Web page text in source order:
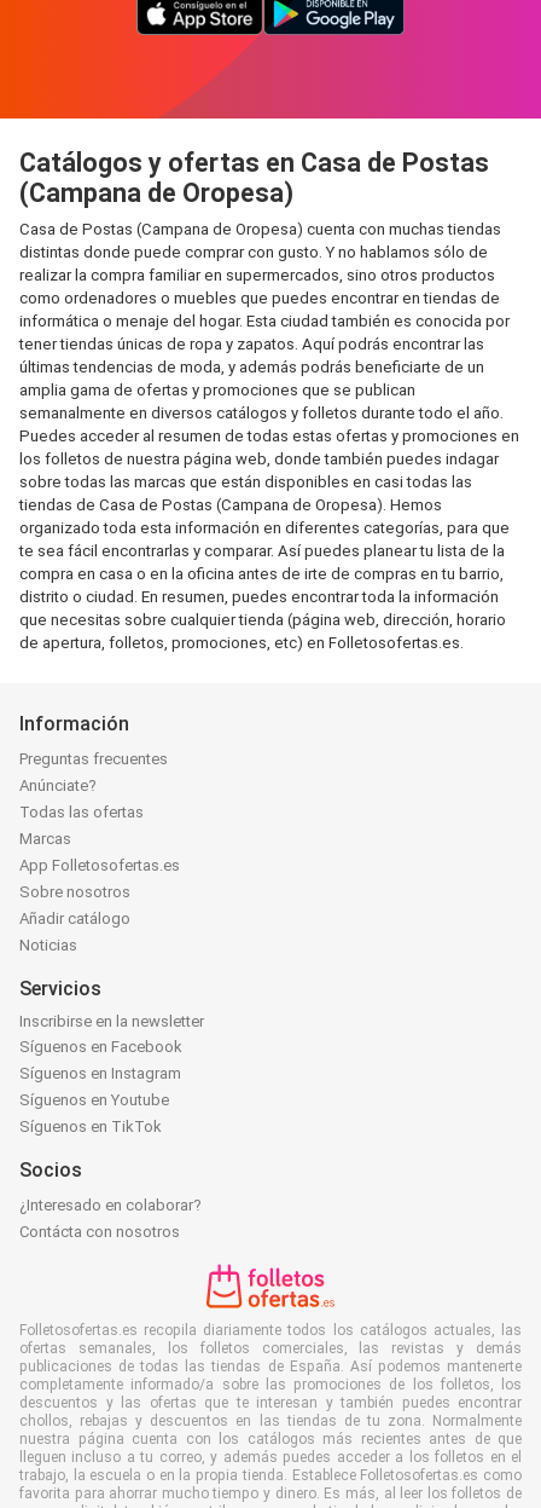
Catálogos y ofertas en Casa de Postas
(Campana de Oropesa)
Casa de Postas (Campana de Oropesa) cuenta con muchas tiendas
distintas donde puede comprar con gusto. Y no hablamos sólo de
realizar la compra familiar en supermercados, sino otros productos
como ordenadores o muebles que puedes encontrar en tiendas de
informática o menaje del hogar. Esta ciudad también es conocida por
tener tiendas únicas de ropa y zapatos. Aquí podrás encontrar las
últimas tendencias de moda, y además podrás beneficiarte de un
amplia gama de ofertas y promociones que se publican
semanalmente en diversos catálogos y folletos durante todo el año.
Puedes acceder al resumen de todas estas ofertas y promociones en
los folletos de nuestra página web, donde también puedes indagar
sobre todas las marcas que están disponibles en casi todas las
tiendas de Casa de Postas (Campana de Oropesa). Hemos
organizado toda esta información en diferentes categorías, para que
te sea fácil encontrarlas y comparar. Así puedes planear tu lista de la
compra en casa o en la oficina antes de irte de compras en tu barrio,
distrito o ciudad. En resumen, puedes encontrar toda la información
que necesitas sobre cualquier tienda (página web, dirección, horario
de apertura, folletos, promociones, etc) en Folletosofertas.es.
Información
Preguntas frecuentes
Anúnciate?
Todas las ofertas
Marcas
App Folletosofertas.es
Sobre nosotros
Añadir catálogo
Noticias
Servicios
Inscribirse en la newsletter
Síguenos en Facebook
Síguenos en Instagram
Síguenos en Youtube
Síguenos en TikTok
Socios
¿Interesado en colaborar?
Contácta con nosotros
Folletosofertas.es recopila diariamente todos los catálogos actuales, las
ofertas semanales, los folletos comerciales, las revistas y demás
publicaciones de todas las tiendas de España. Así podemos mantenerte
completamente informado/a sobre las promociones de los folletos, los
descuentos y las ofertas que te interesan y también puedes encontrar
chollos, rebajas y descuentos en las tiendas de tu zona. Normalmente
nuestra página cuenta con los catálogos más recientes antes de que
lleguen incluso a tu correo, y además puedes acceder a los folletos en el
trabajo, la escuela o en la propia tienda. Establece Folletosofertas.es como
favorita para ahorrar mucho tiempo y dinero. Es más, al leer los folletos de